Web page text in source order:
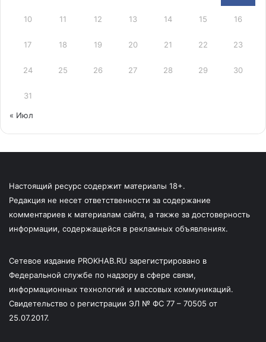
10 11 12 13 14 15 16
17 18 19 20 21 22 23
24 25 26 27 28 29 30
31
« Июл
Настоящий ресурс содержит материалы 18+.
Редакция не несет ответственности за содержание
комментариев к материалам сайта, а также за достоверность
информации, содержащейся в рекламных объявлениях.
Сетевое издание PROKHAB.RU зарегистрировано в
Федеральной службе по надзору в сфере связи,
информационных технологий и массовых коммуникаций.
Свидетельство о регистрации ЭЛ № ФС 77 – 70505 от
25.07.2017.